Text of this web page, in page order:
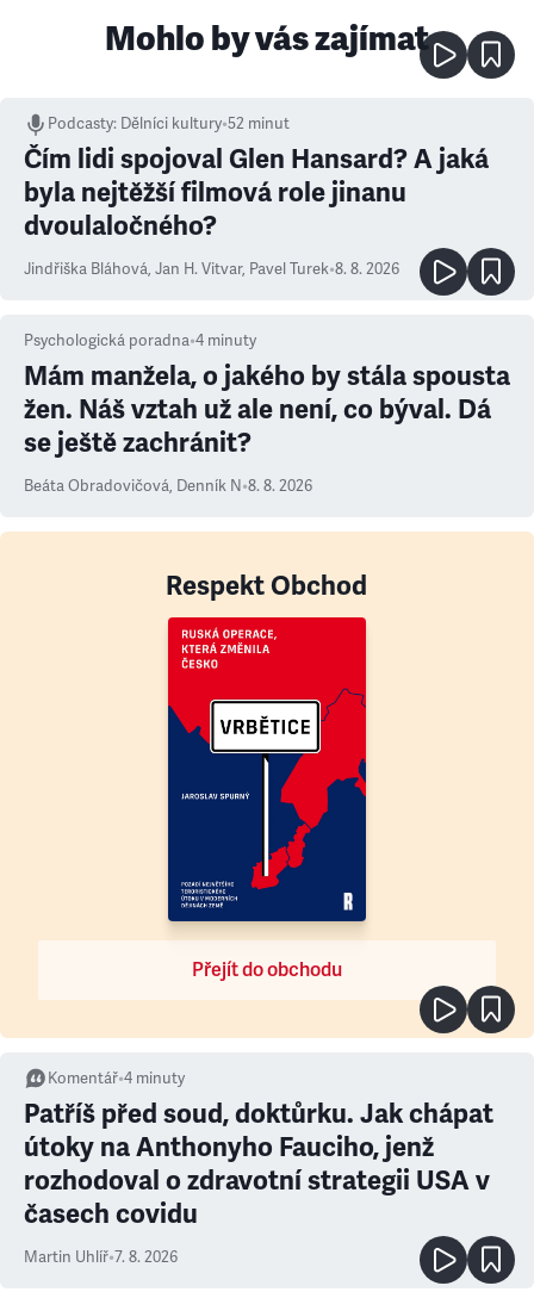
Mohlo by vás zajímat
Podcasty: Dělníci kultury•52 minut
Čím lidi spojoval Glen Hansard? A jaká
byla nejtěžší filmová role jinanu
dvoulaločného?
Jindřiška Bláhová, Jan H. Vitvar, Pavel Turek•8. 8. 2026
Psychologická poradna•4 minuty
Mám manžela, o jakého by stála spousta
žen. Náš vztah už ale není, co býval. Dá
se ještě zachránit?
Beáta Obradovičová, Denník N•8. 8. 2026
Respekt Obchod
Přejít do obchodu
Komentář•4 minuty
Patříš před soud, doktůrku. Jak chápat
útoky na Anthonyho Fauciho, jenž
rozhodoval o zdravotní strategii USA v
časech covidu
Martin Uhlíř•7. 8. 2026